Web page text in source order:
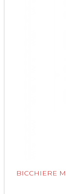
BICCHIERE